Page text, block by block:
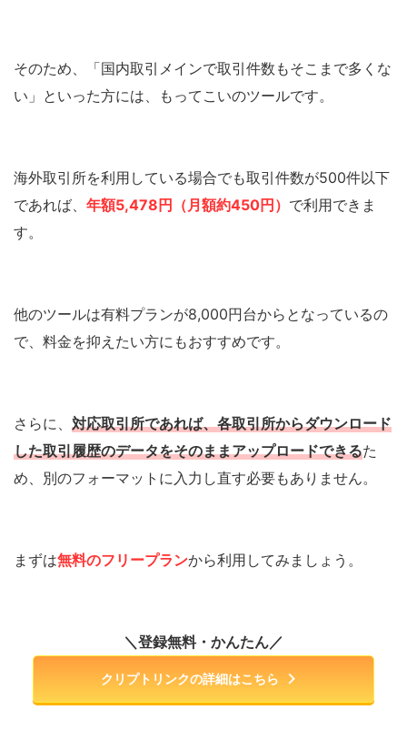
そのため、「国内取引メインで取引件数もそこまで多くな
い」といった方には、もってこいのツールです。
海外取引所を利用している場合でも取引件数が500件以下
であれば、 年額5,478円（月額約450円） で利用できま
す。
他のツールは有料プランが8,000円台からとなっているの
で、料金を抑えたい方にもおすすめです。
さらに、 対応取引所であれば、各取引所からダウンロード
した取引履歴のデータをそのままアップロードできるた
め、別のフォーマットに入力し直す必要もありません。
まずは無料のフリープランから利用してみましょう。
＼登録無料・かんたん／
クリプトリンクの詳細はこちら